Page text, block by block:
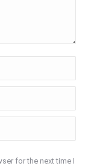
for the next time I